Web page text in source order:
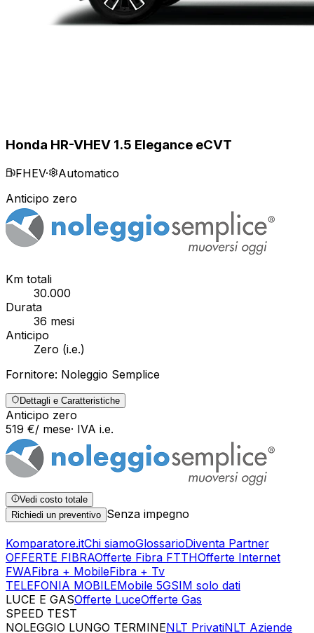
Honda HR-VHEV 1.5 Elegance eCVT
FHEV·
Automatico
Anticipo zero
Km totali
30.000
Durata
36 mesi
Anticipo
Zero (i.e.)
Fornitore: Noleggio Semplice
Dettagli e Caratteristiche
Anticipo zero
519 €/ mese· IVA i.e.
Vedi costo totale
Richiedi un preventivo Senza impegno
Komparatore.itChi siamoGlossarioDiventa Partner
OFFERTE FIBRAOfferte Fibra FTTHOfferte Internet
FWAFibra + MobileFibra + Tv
TELEFONIA MOBILEMobile 5GSIM solo dati
LUCE E GASOfferte LuceOfferte Gas
SPEED TEST
NOLEGGIO LUNGO TERMINENLT PrivatiNLT Aziende